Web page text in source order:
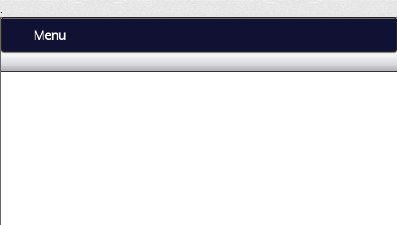
.
Menu